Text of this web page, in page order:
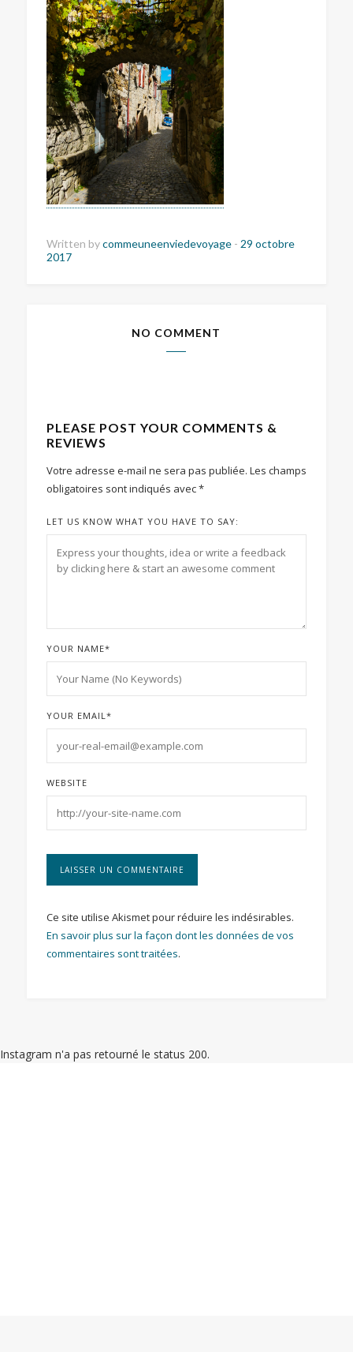
Written bycommeuneenviedevoyage - 29 octobre
2017
NO COMMENT
PLEASE POST YOUR COMMENTS &
REVIEWS
Votre adresse e-mail ne sera pas publiée. Les champs
obligatoires sont indiqués avec*
LET US KNOW WHAT YOU HAVE TO SAY:
YOUR NAME*
YOUR EMAIL *
WEBSITE
Ce site utilise Akismet pour réduire les indésirables.
En savoir plus sur la façon dont les données de vos
commentaires sont traitées.
Instagram n'a pas retourné le status 200.